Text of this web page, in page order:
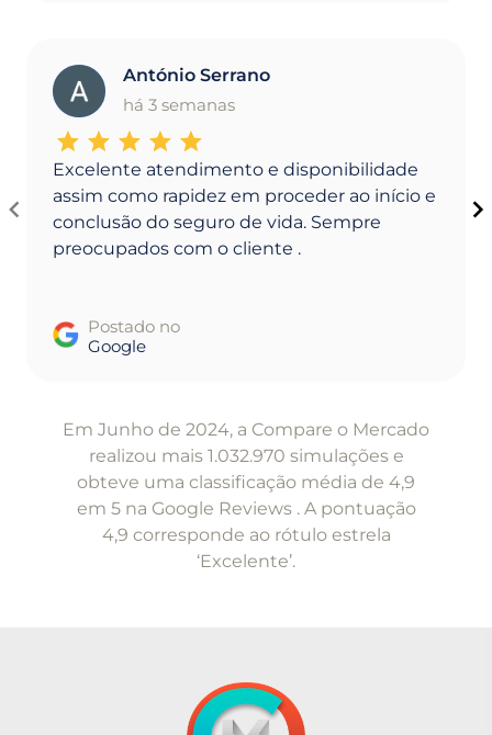
A
António Serrano
há 3 semanas
Excelente atendimento e disponibilidade
assim como rapidez em proceder ao início e
conclusão do seguro de vida. Sempre
preocupados com o cliente .
Postado no
Google
Em Junho de 2024, a Compare o Mercado
realizou mais 1.032.970 simulações e
obteve uma classificação média de 4,9
em 5 na Google Reviews . A pontuação
4,9 corresponde ao rótulo estrela
‘Excelente’.